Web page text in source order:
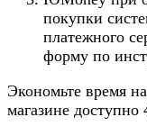
покупки
платежного
форму по
Экономьте время
магазине доступно